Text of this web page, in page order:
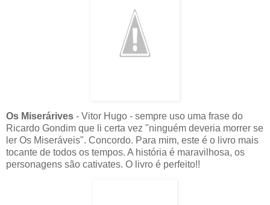
Os Miserárives - Vitor Hugo - sempre uso uma frase do
Ricardo Gondim que li certa vez "ninguém deveria morrer se
ler Os Miseráveis". Concordo. Para mim, este é o livro mais
tocante de todos os tempos. A história é maravilhosa, os
personagens são cativates. O livro é perfeito!!